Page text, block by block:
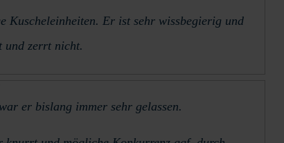
Kuscheleinheiten. Er ist sehr wissbegierig und
und zerrt nicht.
er bislang immer sehr gelassen.